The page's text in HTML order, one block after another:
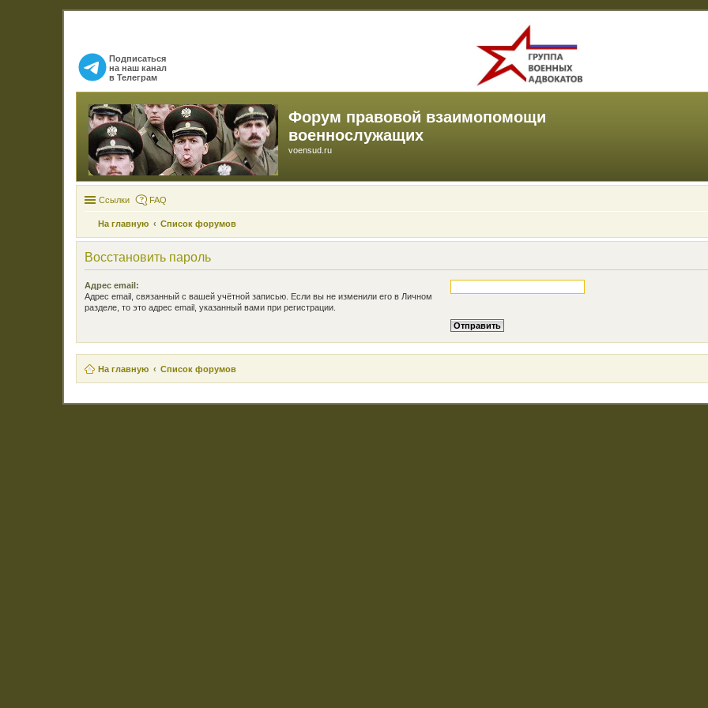
Подписаться
на наш канал
в Телеграм
Форум правовой взаимопомощи
военнослужащих
voensud.ru
Ссылки FAQ
На главную Список форумов
Восстановить пароль
Адрес email:
Адрес email, связанный с вашей учётной записью. Если вы не изменили его в Личном
разделе, то это адрес email, указанный вами при регистрации.
На главную Список форумов